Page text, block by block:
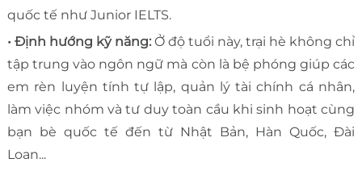
quốc tế như Junior IELTS.
• Định hướng kỹ năng: Ở độ tuổi này, trại hè không chỉ
tập trung vào ngôn ngữ mà còn là bệ phóng giúp các
em rèn luyện tính tự lập, quản lý tài chính cá nhân,
làm việc nhóm và tư duy toàn cầu khi sinh hoạt cùng
bạn bè quốc tế đến từ Nhật Bản, Hàn Quốc, Đài
Loan...